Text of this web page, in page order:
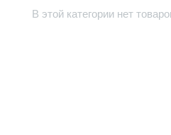
В этой категории нет